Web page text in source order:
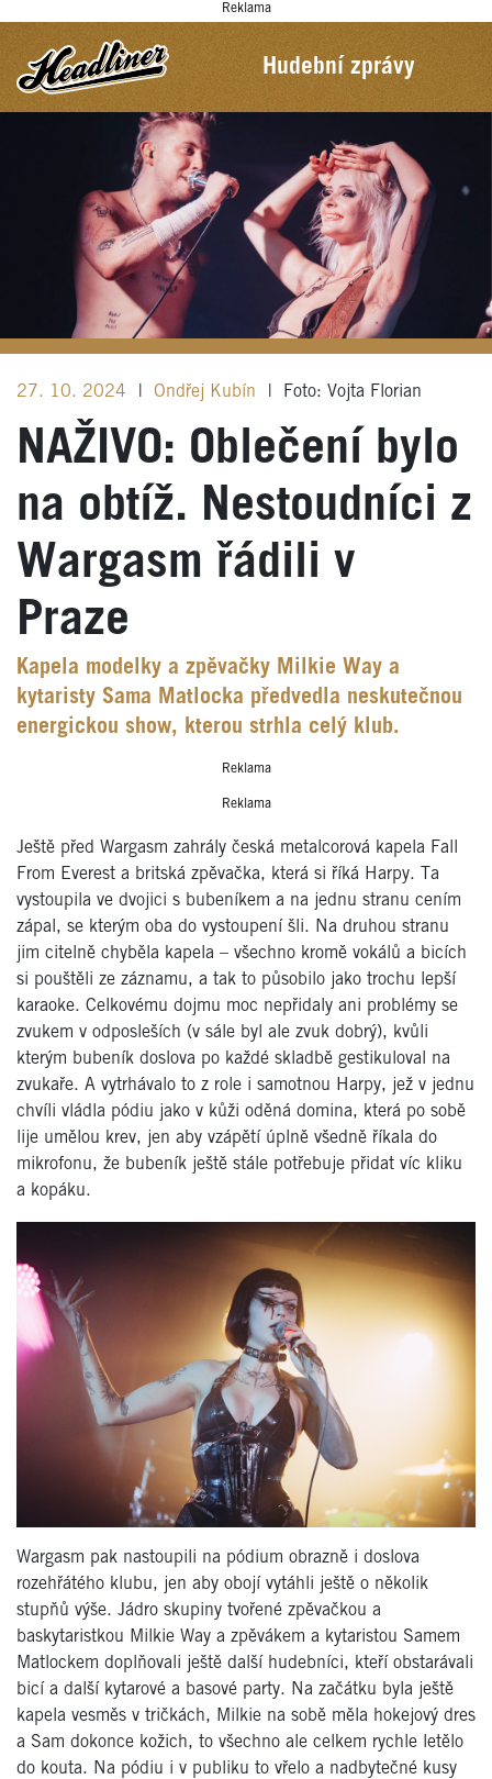
Reklama
Hudební zprávy
27. 10. 2024 Ondřej Kubín Foto: Vojta Florian
NAŽIVO: Oblečení bylo
na obtíž. Nestoudníci z
Wargasm řádili v
Praze
Kapela modelky a zpěvačky Milkie Way a
kytaristy Sama Matlocka předvedla neskutečnou
energickou show, kterou strhla celý klub.
Reklama
Reklama
Ještě před Wargasm zahrály česká metalcorová kapela Fall
From Everest a britská zpěvačka, která si říká Harpy. Ta
vystoupila ve dvojici s bubeníkem a na jednu stranu cením
zápal, se kterým oba do vystoupení šli. Na druhou stranu
jim citelně chyběla kapela – všechno kromě vokálů a bicích
si pouštěli ze záznamu, a tak to působilo jako trochu lepší
karaoke. Celkovému dojmu moc nepřidaly ani problémy se
zvukem v odposleších (v sále byl ale zvuk dobrý), kvůli
kterým bubeník doslova po každé skladbě gestikuloval na
zvukaře. A vytrhávalo to z role i samotnou Harpy, jež v jednu
chvíli vládla pódiu jako v kůži oděná domina, která po sobě
lije umělou krev, jen aby vzápětí úplně všedně říkala do
mikrofonu, že bubeník ještě stále potřebuje přidat víc kliku
a kopáku.
Wargasm pak nastoupili na pódium obrazně i doslova
rozehřátého klubu, jen aby obojí vytáhli ještě o několik
stupňů výše. Jádro skupiny tvořené zpěvačkou a
baskytaristkou Milkie Way a zpěvákem a kytaristou Samem
Matlockem doplňovali ještě další hudebníci, kteří obstarávali
bicí a další kytarové a basové party. Na začátku byla ještě
kapela vesměs v tričkách, Milkie na sobě měla hokejový dres
a Sam dokonce kožich, to všechno ale celkem rychle letělo
do kouta. Na pódiu i v publiku to vřelo a nadbytečné kusy